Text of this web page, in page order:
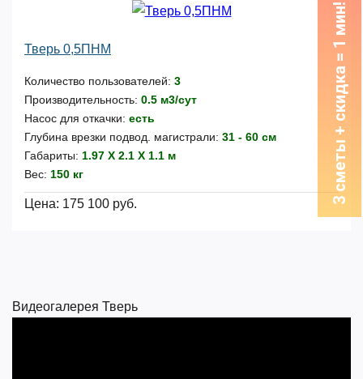
Тверь 0,5ПНМ
Количество пользователей: 3
Производительность: 0.5 м3/сут
Насос для откачки: есть
Глубина врезки подвод. магистрали: 31 - 60 см
Габариты: 1.97 Х 2.1 Х 1.1 м
Вес: 150 кг
Цена: 175 100 руб.
Видеогалерея Тверь
3 сметы + скидка = 1 мин!